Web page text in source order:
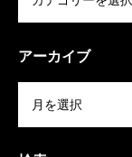
アーカイブ